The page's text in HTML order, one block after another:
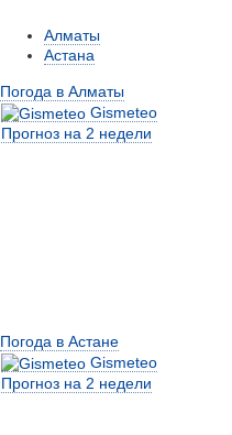
Алматы
Астана
Погода в Алматы
Gismeteo
Прогноз на 2 недели
Погода в Астане
Gismeteo
Прогноз на 2 недели